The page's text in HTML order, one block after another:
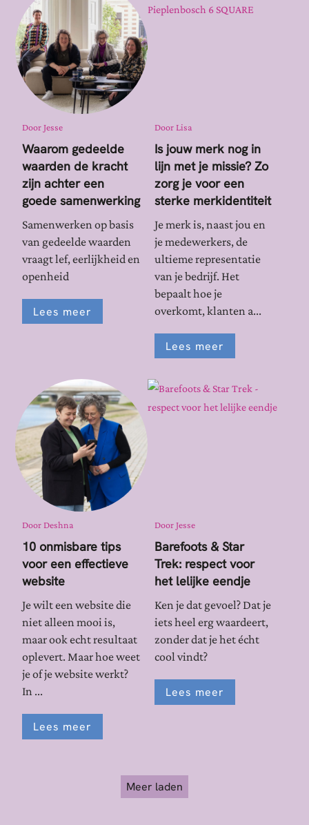
DoorJesse
Waarom gedeelde
waarden de kracht
zijn achter een
goede samenwerking
Samenwerken op basis
van gedeelde waarden
vraagt lef, eerlijkheid en
openheid
Lees meer
DoorLisa
Is jouw merk nog in
lijn met je missie? Zo
zorg je voor een
sterke merkidentiteit
Je merk is, naast jou en
je medewerkers, de
ultieme representatie
van je bedrijf. Het
bepaalt hoe je
overkomt, klanten a...
Lees meer
DoorDeshna
10 onmisbare tips
voor een effectieve
website
Je wilt een website die
niet alleen mooi is,
maar ook echt resultaat
oplevert. Maar hoe weet
je of je website werkt?
In ...
Lees meer
DoorJesse
Barefoots & Star
Trek: respect voor
het lelijke eendje
Ken je dat gevoel? Dat je
iets heel erg waardeert,
zonder dat je het écht
cool vindt?
Lees meer
Meer laden